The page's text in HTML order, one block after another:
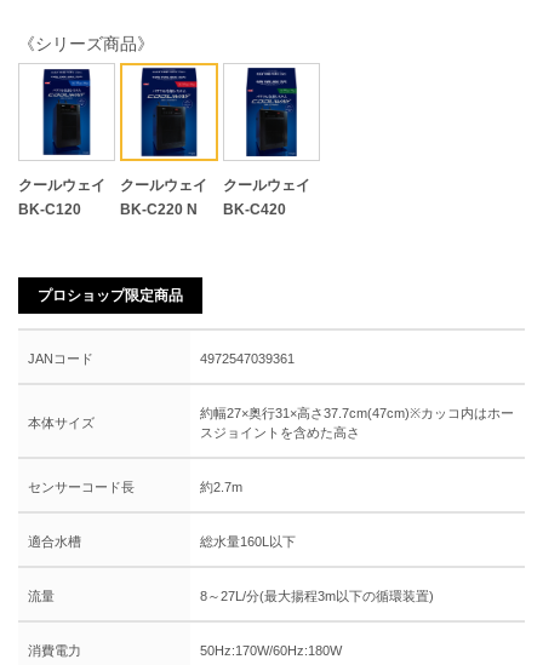
《シリーズ商品》
クールウェイ
BK-C120
クールウェイ
BK-C220 N
クールウェイ
BK-C420
プロショップ限定商品
JANコード 4972547039361
本体サイズ
約幅27×奥行31×高さ37.7cm(47cm)※カッコ内はホー
スジョイントを含めた高さ
センサーコード長 約2.7m
適合水槽 総水量160L以下
流量 8～27L/分(最大揚程3m以下の循環装置)
消費電力 50Hz:170W/60Hz:180W